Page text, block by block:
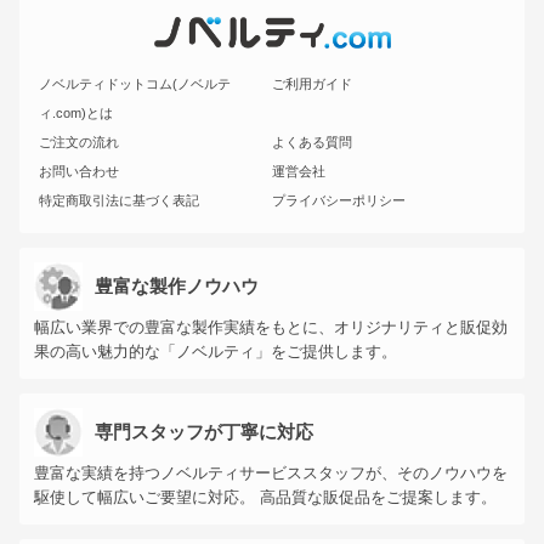
ノベルティドットコム(ノベルテ
ィ.com)とは
ご利用ガイド
ご注文の流れ
よくある質問
お問い合わせ
運営会社
特定商取引法に基づく表記
プライバシーポリシー
豊富な製作ノウハウ
幅広い業界での豊富な製作実績をもとに、オリジナリティと販促効
果の高い魅力的な「ノベルティ」をご提供します。
専門スタッフが丁寧に対応
豊富な実績を持つノベルティサービススタッフが、そのノウハウを
駆使して幅広いご要望に対応。 高品質な販促品をご提案します。